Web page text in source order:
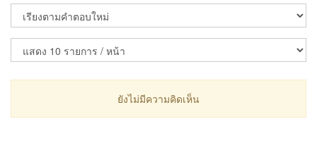
ยังไม่มีความคิดเห็น